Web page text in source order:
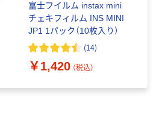
富士フイルム instax mini
チェキフィルム INS MINI
JP1 1パック（10枚入り）
(14)
￥1,420 （税込）